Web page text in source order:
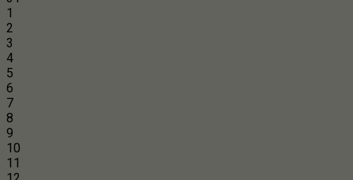
1
2
3
4
5
6
7
8
9
10
11